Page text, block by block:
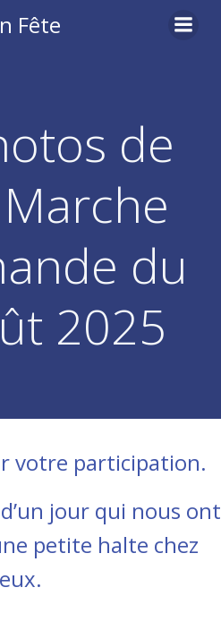
au
Fête
de
du
2025
votre participation.
jour qui nous ont
petite halte chez
eux.